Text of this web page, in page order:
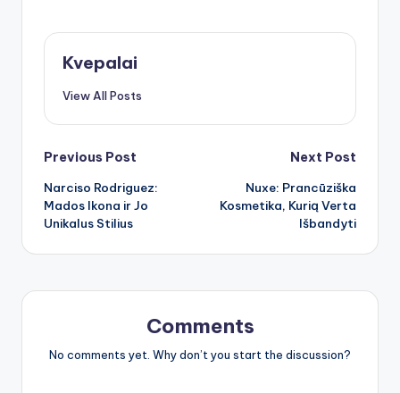
Kvepalai
View All Posts
Post
navigation
Previous Post
Narciso Rodriguez:
Mados Ikona ir Jo
Unikalus Stilius
Next Post
Nuxe: Prancūziška
Kosmetika, Kurią Verta
Išbandyti
Comments
No comments yet. Why don’t you start the discussion?